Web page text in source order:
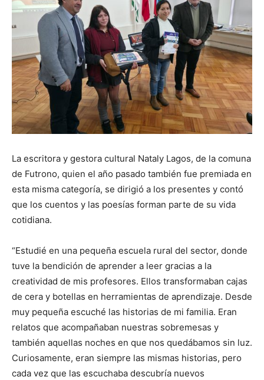
La escritora y gestora cultural Nataly Lagos, de la comuna
de Futrono, quien el año pasado también fue premiada en
esta misma categoría, se dirigió a los presentes y contó
que los cuentos y las poesías forman parte de su vida
cotidiana.
“Estudié en una pequeña escuela rural del sector, donde
tuve la bendición de aprender a leer gracias a la
creatividad de mis profesores. Ellos transformaban cajas
de cera y botellas en herramientas de aprendizaje. Desde
muy pequeña escuché las historias de mi familia. Eran
relatos que acompañaban nuestras sobremesas y
también aquellas noches en que nos quedábamos sin luz.
Curiosamente, eran siempre las mismas historias, pero
cada vez que las escuchaba descubría nuevos